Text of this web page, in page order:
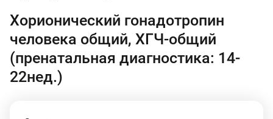
Хорионический гонадотропин
человека общий, ХГЧ-общий
(пренатальная диагностика: 14-
22нед.)